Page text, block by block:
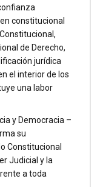
constitucional
de Derecho,
jurídica
el interior de los
una labor
y Democracia –
su
Constitucional
Judicial y la
a toda